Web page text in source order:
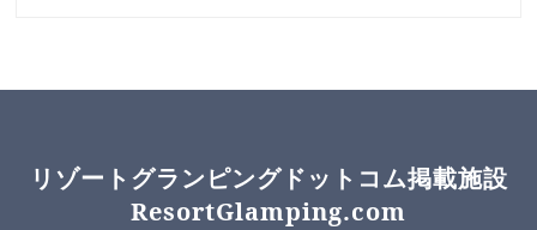
リゾートグランピングドットコム掲載施設
ResortGlamping.com